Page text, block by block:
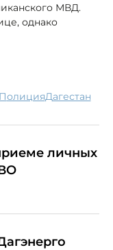
МВД.
однако
полиция Дагестан
личных